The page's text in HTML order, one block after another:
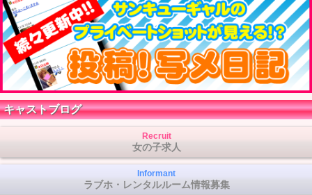
キャストブログ
Recruit
女の子求人
Informant
ラブホ・レンタルルーム情報募集